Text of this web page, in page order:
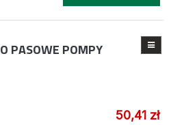
PASOWE POMPY
50,41 zł